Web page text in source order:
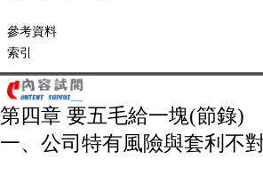
參考資料
索引
第四章 要五毛給一塊(節錄)
一、公司特有風險與套利不